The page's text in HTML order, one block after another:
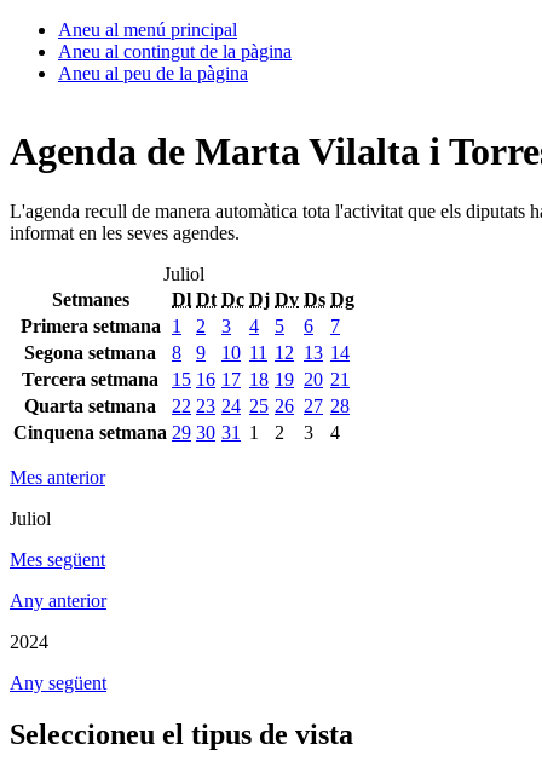
Aneu al menú principal
Aneu al contingut de la pàgina
Aneu al peu de la pàgina
Agenda de Marta Vilalta i
L'agenda recull de manera automàtica tota l'activitat que els diputats
informat en les seves agendes.
Juliol
Setmanes
Dl Dt Dc Dj Dv Ds Dg
Primera setmana
1 2 3 4 5 6
7
Segona setmana
8 9 10 11 12 13 14
Tercera setmana
15 16 17 18 19 20 21
Quarta setmana
22 23 24 25 26 27 28
Cinquena setmana 29 30 31 1 2 3 4
Mes anterior
Juliol
Mes següent
Any anterior
2024
Any següent
Seleccioneu el tipus de vista